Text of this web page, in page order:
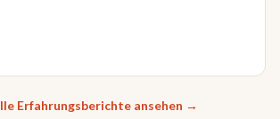
Erfahrungsberichte ansehen →